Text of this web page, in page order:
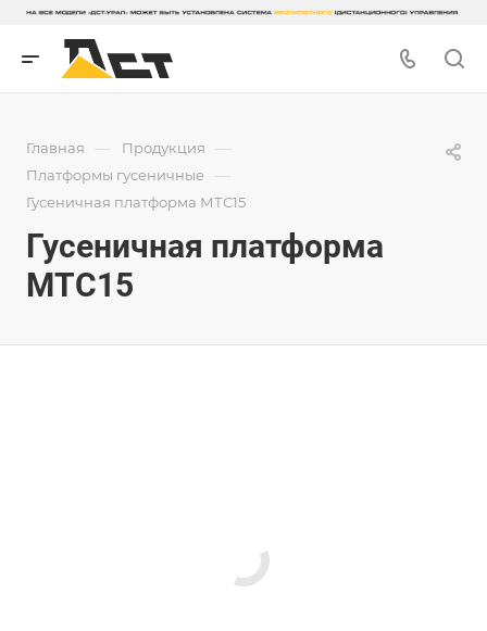
Главная — Продукция —
Платформы гусеничные —
Гусеничная платформа МТС15
Гусеничная платформа
МТС15